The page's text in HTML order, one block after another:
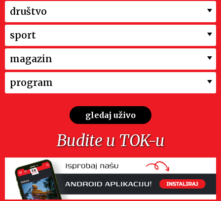
društvo
sport
magazin
program
gledaj uživo
Budite u TOK-u